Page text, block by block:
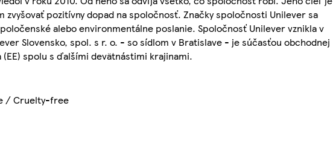
pozitívny dopad na spoločnosť. Značky spoločnosti Unilever sa
alebo environmentálne poslanie. Spoločnosť Unilever vznikla v
Slovensko, spol. s r. o. - so sídlom v Bratislave - je súčasťou obchodnej
spolu s ďalšími devätnástimi krajinami.
/ Cruelty-free